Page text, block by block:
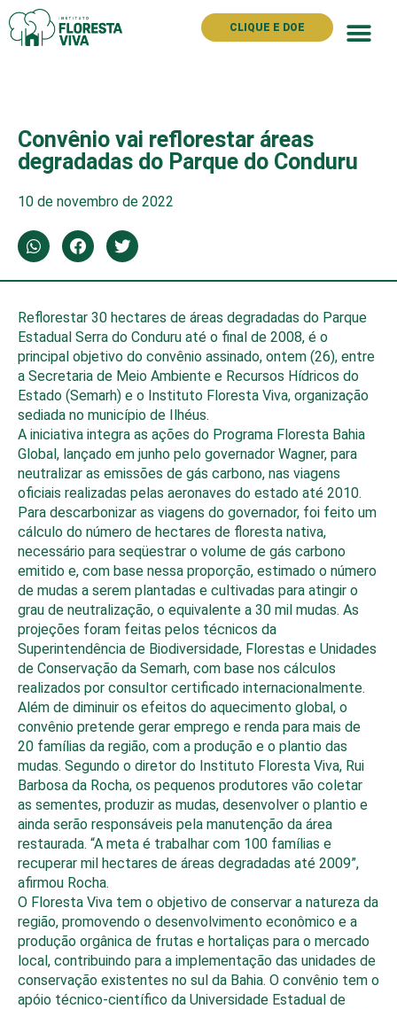
CLIQUE E DOE
Convênio vai reflorestar áreas
degradadas do Parque do Conduru
10 de novembro de 2022
Reflorestar 30 hectares de áreas degradadas do Parque
Estadual Serra do Conduru até o final de 2008, é o
principal objetivo do convênio assinado, ontem (26), entre
a Secretaria de Meio Ambiente e Recursos Hídricos do
Estado (Semarh) e o Instituto Floresta Viva, organização
sediada no município de Ilhéus.
A iniciativa integra as ações do Programa Floresta Bahia
Global, lançado em junho pelo governador Wagner, para
neutralizar as emissões de gás carbono, nas viagens
oficiais realizadas pelas aeronaves do estado até 2010.
Para descarbonizar as viagens do governador, foi feito um
cálculo do número de hectares de floresta nativa,
necessário para seqüestrar o volume de gás carbono
emitido e, com base nessa proporção, estimado o número
de mudas a serem plantadas e cultivadas para atingir o
grau de neutralização, o equivalente a 30 mil mudas. As
projeções foram feitas pelos técnicos da
Superintendência de Biodiversidade, Florestas e Unidades
de Conservação da Semarh, com base nos cálculos
realizados por consultor certificado internacionalmente.
Além de diminuir os efeitos do aquecimento global, o
convênio pretende gerar emprego e renda para mais de
20 famílias da região, com a produção e o plantio das
mudas. Segundo o diretor do Instituto Floresta Viva, Rui
Barbosa da Rocha, os pequenos produtores vão coletar
as sementes, produzir as mudas, desenvolver o plantio e
ainda serão responsáveis pela manutenção da área
restaurada. “A meta é trabalhar com 100 famílias e
recuperar mil hectares de áreas degradadas até 2009”,
afirmou Rocha.
O Floresta Viva tem o objetivo de conservar a natureza da
região, promovendo o desenvolvimento econômico e a
produção orgânica de frutas e hortaliças para o mercado
local, contribuindo para a implementação das unidades de
conservação existentes no sul da Bahia. O convênio tem o
apóio técnico-científico da Universidade Estadual de